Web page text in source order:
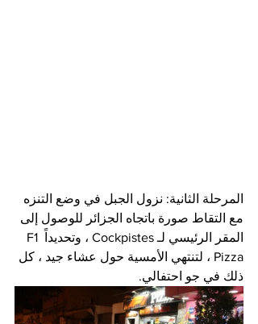
المرحلة الثانية: نزول الجبل في وضع التنزه
مع التقاط صورة باتجاه الجزائر للوصول إلى
المقر الرئيسي لـ Cockpistes ، وتحديداً F1
Pizza ، لتنتهي الأمسية حول عشاء جيد ، كل
ذلك في جو احتفالي.